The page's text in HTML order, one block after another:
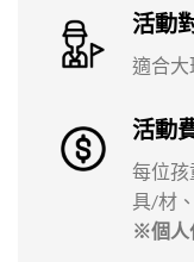
活動
適合
活動
每位孩
具/材
※個人